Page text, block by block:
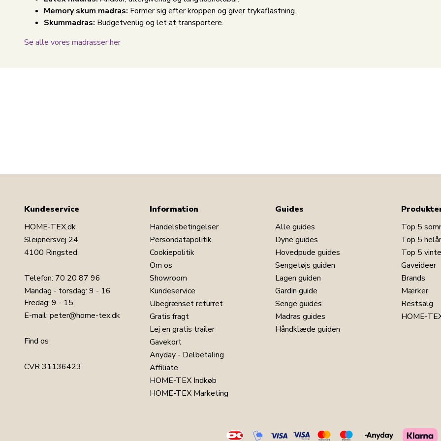
Memory skum madras: Former sig efter kroppen og giver trykaflastning.
Skummadras: Budgetvenlig og let at transportere.
Se alle vores madrasser her
Kundeservice
HOME-TEX.dk
Sleipnersvej 24
4100 Ringsted
Telefon: 70 20 87 96
Mandag - torsdag: 9 - 16
Fredag: 9 - 15
E-mail: peter@home-tex.dk
Find os
CVR 31136423
Information
Handelsbetingelser
Persondatapolitik
Cookiepolitik
Om os
Showroom
Kundeservice
Ubegrænset returret
Gratis fragt
Lej en gratis trailer
Gavekort
Anyday - Delbetaling
Affiliate
HOME-TEX Indkøb
HOME-TEX Marketing
Guides
Alle guides
Dyne guides
Hovedpude guides
Sengetøjs guiden
Lagen guiden
Gardin guide
Senge guides
Madras guides
Håndklæde guiden
Top 5
Top 5
Top 5
Gaveideer
Brands
Mærker
Restsalg
HOME-